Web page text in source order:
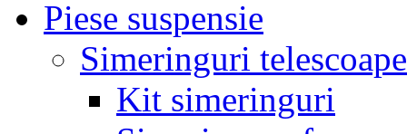
Piese suspensie
Simeringuri telescoape
Kit simeringuri